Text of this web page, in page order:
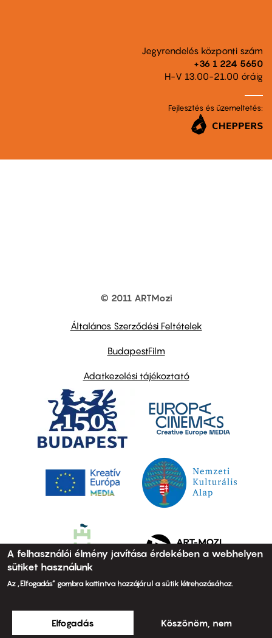
Jegyrendelés központi szám
+36 1 224 5650
H-V 13.00-21.00 óráig
Fejlesztés és üzemeltetés:
© 2011 ARTMozi
Általános Szerződési Feltételek
BudapestFilm
Adatkezelési tájékoztató
A felhasználói élmény javítása érdekében a webhelyen
sütiket használunk
Az „Elfogadás” gombra kattintva hozzájárul a sütik létrehozásához.
Elfogadás Köszönöm, nem